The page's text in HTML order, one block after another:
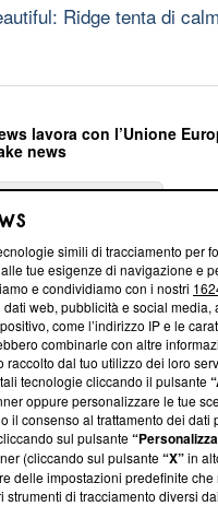
Ridge tenta di
lavora con l’Unione
news
informazioni trasparenti su
editoriali e su come ci
Inoltre, afferma la nostra
with Integrity’Blasting
programma, ma ha richiesto
non ha ancora effettuato una
simili di tracciamento per
tue esigenze di navigazione e
e condividiamo con i nostri
web, pubblicità e social media,
come l’indirizzo IP e le
combinarle con altre
raccolto dal tuo utilizzo dei loro
tecnologie cliccando il pulsante
oppure personalizzare le tue
il consenso al trattamento dei dati
sul pulsante
(cliccando sul pulsante“X”in
delle impostazioni predefinite che
strumenti di tracciamento diversi